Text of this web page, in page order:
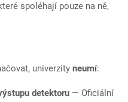
spoléhají pouze na ně,
univerzity neumí:
detektoru — Oficiální